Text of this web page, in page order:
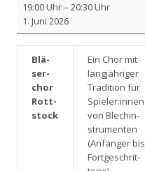
ser­
chor
Rott­
stock
19:00 Uhr– 20:30 Uhr
1. Juni 2026
Blä­
ser­
chor
Rott­
stock
Ein Chor mit
lang­jäh­ri­ger
Tra­di­ti­on für
Spieler:innen
von Blech­in­
stru­men­ten
(Anfän­ger bis
Fort­ge­schrit­